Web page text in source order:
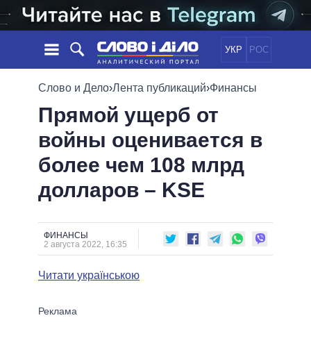
УКР РОС
НОВОСТИ
ЛЕНТА
СОБЫТИЯ
СТАТЬИ
ОБЗОРЫ
ДАЙДЖЕСТЫ
ПОЛИТИКА
ЭКОНОМИКА
ОБЩЕСТВО
ОБЕЩАНИЯ
ПОЛИТИКИ
ПРЕЗИДЕНТ И ОФИС
ВЕРХОВНАЯ РАДА
КАБИНЕТ МИНИСТРОВ
МЭРЫ
ПОДДЕРЖАТЬ
СРАВНЕНИЕ ПОЛИТИКОВ
Слово и Дело›Лента публикаций›Финансы
Прямой ущерб от
войны оценивается в
более чем 108 млрд
долларов – KSE
ФИНАНСЫ
2 августа 2022, 16:35
Читати українською